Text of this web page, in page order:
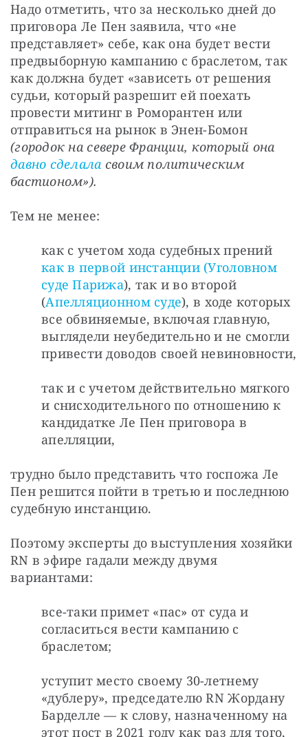
Надо отметить, что за несколько дней до
приговора Ле Пен заявила, что «не
представляет» себе, как она будет вести
предвыборную кампанию с браслетом, так
как должна будет «зависеть от решения
судьи, который разрешит ей поехать
провести митинг в Роморантен или
отправиться на рынок в Энен-Бомон
давно сделала своим политическим
бастионом»).
Тем не менее:
как с учетом хода судебных прений
как в первой инстанции (Уголовном
суде Парижа), так и во второй
(Апелляционном суде), в ходе которых
все обвиняемые, включая главную,
выглядели неубедительно и не смогли
привести доводов своей невиновности,
так и с учетом действительно мягкого
и снисходительного по отношению к
кандидатке Ле Пен приговора в
апелляции,
трудно было представить что госпожа Ле
Пен решится пойти в третью и последнюю
судебную инстанцию.
Поэтому эксперты до выступления хозяйки
RN в эфире гадали между двумя
вариантами:
все-таки примет «пас» от суда и
согласиться вести кампанию с
браслетом;
уступит место своему 30-летнему
«дублеру», председателю RN Жордану
Барделле — к слову, назначенному на
этот пост в 2021 году как раз для того,